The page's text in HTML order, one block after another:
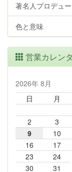
著名人プロデュ
色と意味
営業カレン
2026年 8月
日
月
2
3
9
10
16
17
23
24
30
31